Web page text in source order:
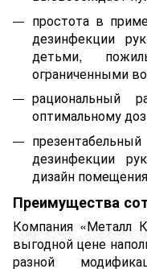
простота в
дезинфекции
детьми,
ограниченными
рациональный
оптимальному
дезинфекции
дизайн
Преимущества
Компания «Металл
выгодной цене
разной